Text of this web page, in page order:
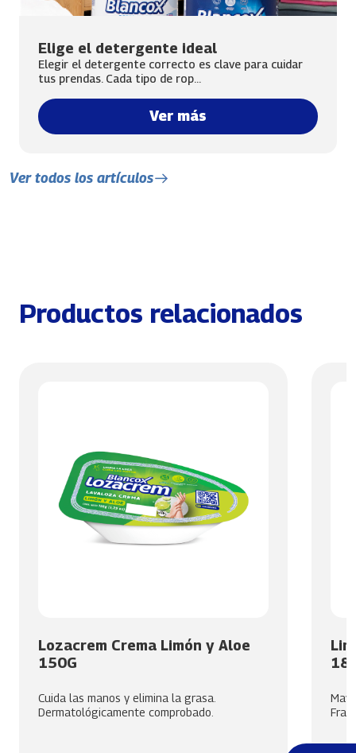
Elige el detergente ideal
Elegir el detergente correcto es clave para cuidar
tus prendas. Cada tipo de rop...
Ver más
Ver todos los artículos
Productos relacionados
Lozacrem Crema Limón y Aloe
150G
Cuida las manos y elimina la grasa.
Dermatológicamente comprobado.